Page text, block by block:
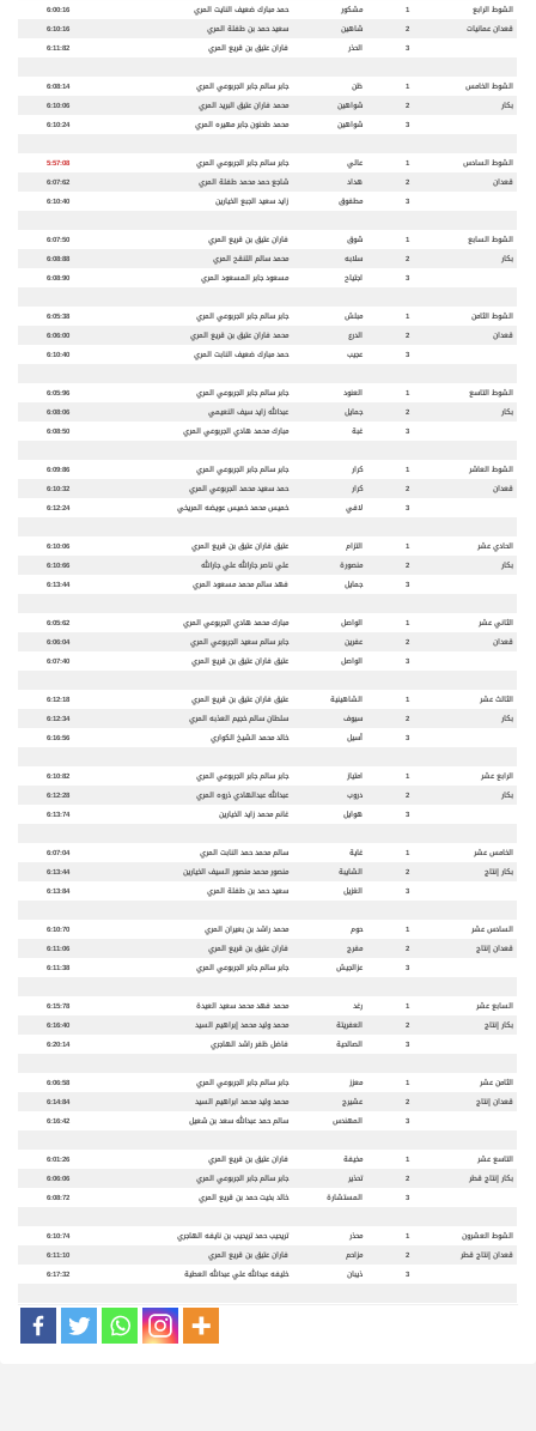
الشوط الرابع 1 مشكور حمد مبارك ضعيف النايت المري
6:00:16
قعدان عمانيات
2 شاهين سعيد حمد بن طفلة المري
6:10:16
3
الحذر فاران عتيق بن قريع المري 6:11:82
الشوط الخامس 1 ظن جابر سالم جابر الجربوعي المري
6:08:14
بكار
2 شواهين محمد فاران عتيق البريد المري
6:10:06
3
شواهين محمد طحنون جابر مهيره المري 6:10:24
الشوط السادس 1 عالي جابر سالم جابر الجربوعي المري
5:57:08
قعدان
2 هداد شاجع حمد محمد طفلة المري
6:07:62
3
مطفوق زايد سعيد الجبع الخيارين 6:10:40
الشوط السابع 1 شوق فاران عتيق بن قريع المري
6:07:50
بكار
2 سلابه محمد سالم اللنقح المري
6:08:88
3
اجتياح مسعود جابر المسعود المري 6:08:90
الشوط الثامن 1 مبلش جابر سالم جابر الجربوعي المري
6:05:38
قعدان
2 الدرع محمد فاران عتيق بن قريع المري
6:06:00
3
عجيب حمد مبارك ضعيف النابت المري 6:10:40
الشوط التاسع 1 العنود جابر سالم جابر الجربوعي المري
6:05:96
بكار
2 جمايل عبدالله زايد سيف النعيمي
6:08:06
3
غبة مبارك محمد هادي الجربوعي المري 6:08:50
الشوط العاشر 1 كرار جابر سالم جابر الجربوعي المري
6:09:86
قعدان
2 كرار حمد سعيد محمد الجربوعي المري
6:10:32
3
لافي خميس محمد خميس عويضه المريخي 6:12:24
الحادي عشر 1 التزام عتيق فاران عتيق بن قريع المري
6:10:06
بكار
2 منصورة علي ناصر جارالله علي جارالله
6:10:66
3
جمايل فهد سالم محمد مسعود المري 6:13:44
الثاني عشر 1 الواصل مبارك محمد هادي الجربوعي المري
6:05:62
قعدان
2 عفرين جابر سالم سعيد الجربوعي المري
6:06:04
3
الواصل عتيق فاران عتيق بن قريع المري 6:07:40
الثالث عشر 1 الشاهينية عتيق فاران عتيق بن قريع المري
6:12:18
بكار
2 سيوف سلطان سالم خجيم العذبه المري
6:12:34
3
أسيل خالد محمد الشيخ الكواري 6:16:56
الرابع عشر 1 امتياز جابر سالم جابر الجربوعي المري
6:10:82
بكار
2 دروب عبدالله عبدالهادي ذروه المري
6:12:28
3
هوايل غانم محمد زايد الخيارين 6:13:74
الخامس عشر 1 غاية سالم محمد حمد النابت المري
6:07:04
بكار إنتاج
2 الشايبة منصور محمد منصور السيف الخيارين
6:13:44
3
الغزيل سعيد حمد بن طفلة المري 6:13:84
السادس عشر 1 حوم محمد راشد بن بعيران المري
6:10:70
قعدان إنتاج
2 مفرج فاران عتيق بن قريع المري
6:11:06
3
عزالجيش جابر سالم جابر الجربوعي المري 6:11:38
السابع عشر 1 رغد محمد فهد محمد سعيد العيدة
6:15:78
بكار إنتاج
2 العفريتة محمد وليد محمد إبراهيم السيد
6:16:40
3
الصالحية فاضل ظفر راشد الهاجري 6:20:14
الثامن عشر 1 معزز جابر سالم جابر الجربوعي المري
6:06:58
قعدان إنتاج
2 عشيرج محمد وليد محمد ابراهيم السيد
6:14:84
3
المهندس سالم حمد عبدالله سعد بن شعيل 6:16:42
التاسع عشر 1 مخيفة فاران عتيق بن قريع المري
6:01:26
بكار إنتاج قطر
2 تحذير جابر سالم جابر الجربوعي المري
6:06:06
3
المستشارة خالد بخيت حمد بن قريع المري 6:08:72
الشوط العشرون 1 محذر تريحيب حمد تريحيب بن نايفه الهاجري
6:10:74
قعدان إنتاج قطر
2 مزاحم فاران عتيق بن قريع المري
6:11:10
3
ذيبان خليفه عبدالله علي عبدالله العطية 6:17:32